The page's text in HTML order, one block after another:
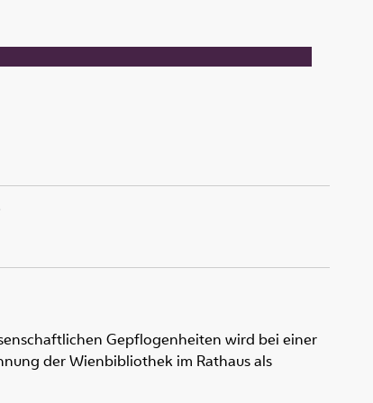
Gepflogenheiten wird bei einer
der Wienbibliothek im Rathaus als